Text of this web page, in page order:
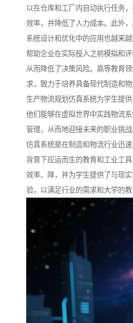
以在仓库和工厂内自动执行任务
效率，并降低了人力成本。此外
系统设计和优化中的应用也越来
帮助企业在实际投入之前模拟和评
从而降低了决策风险。高等教育
求，致力于培养具备现代制造和
生产物流规划仿真系统为学生提
他们能够在虚拟世界中实践物流
管理，从而地迎接未来的职业挑
仿真系统是在制造和物流行业迅
背景下应运而生的教育和工业工
效率、降，并为学生提供了与现
验，以满足行业的需求和大学的教